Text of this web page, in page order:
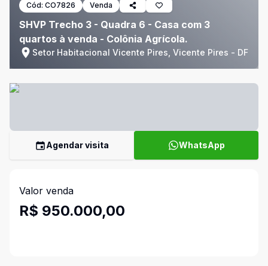
Cód: CO7826 Venda
SHVP Trecho 3 - Quadra 6 - Casa com 3
quartos à venda - Colônia Agrícola.
Setor Habitacional Vicente Pires, Vicente Pires - DF
Agendar visita WhatsApp
Valor venda
R$ 950.000,00